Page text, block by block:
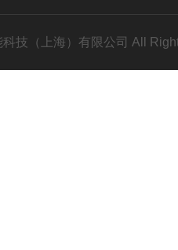
科技（上海）有限公司 All